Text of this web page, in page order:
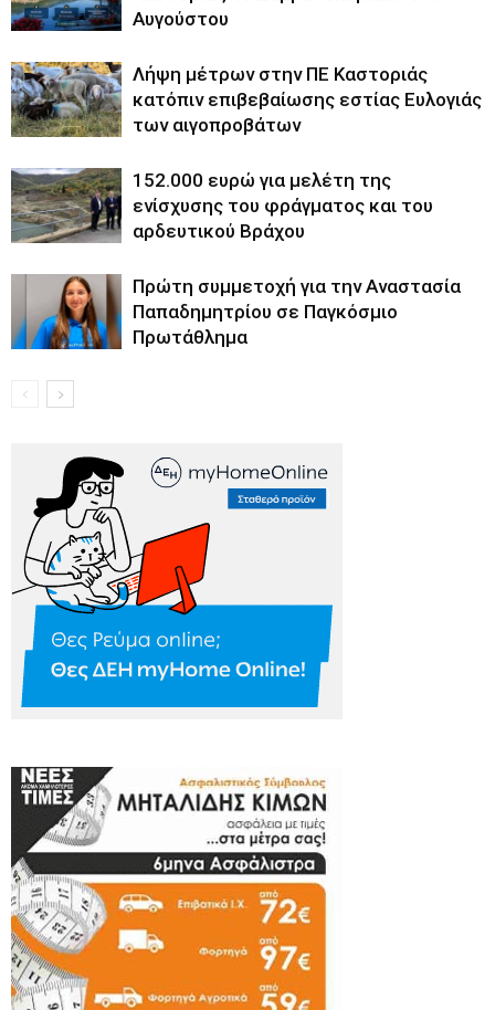
Αυγούστου
Λήψη μέτρων στην ΠΕ Καστοριάς
κατόπιν επιβεβαίωσης εστίας Ευλογιάς
των αιγοπροβάτων
152.000 ευρώ για μελέτη της
ενίσχυσης του φράγματος και του
αρδευτικού Βράχου
Πρώτη συμμετοχή για την Αναστασία
Παπαδημητρίου σε Παγκόσμιο
Πρωτάθλημα